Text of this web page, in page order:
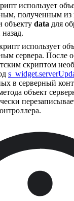
использует
полученным из
объекту data для
использует
сервера. После
скриптом
в серверный
объект